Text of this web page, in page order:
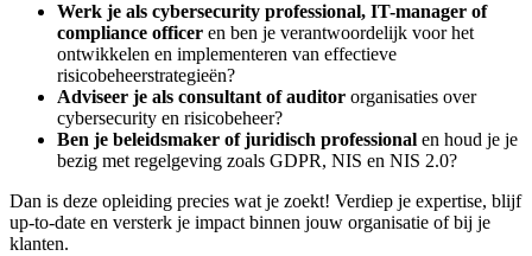
Werk je als cybersecurity professional, IT-manager of
compliance officer en ben je verantwoordelijk voor het
ontwikkelen en implementeren van effectieve
risicobeheerstrategieën?
Adviseer je als consultant of auditor organisaties over
cybersecurity en risicobeheer?
Ben je beleidsmaker of juridisch professional en houd je je
bezig met regelgeving zoals GDPR, NIS en NIS 2.0?
Dan is deze opleiding precies wat je zoekt! Verdiep je expertise, blijf
up-to-date en versterk je impact binnen jouw organisatie of bij je
klanten.